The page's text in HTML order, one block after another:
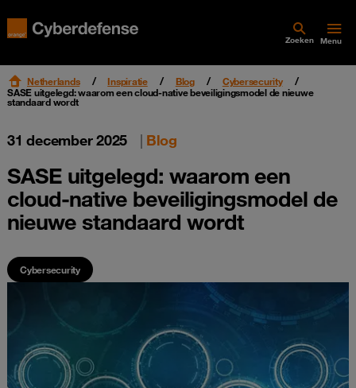
Zoeken Menu
Netherlands Inspiratie Blog
Cybersecurity
SASE uitgelegd: waarom een cloud-native beveiligingsmodel de nieuwe
standaard wordt
31 december 2025 | Blog
SASE uitgelegd: waarom een
cloud-native beveiligingsmodel de
nieuwe standaard wordt
Cybersecurity